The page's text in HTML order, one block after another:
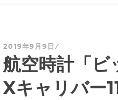
2019年9月9日
航空時計「ビ
Xキャリバー